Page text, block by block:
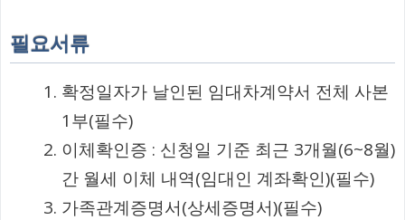
필요서류
확정일자가 날인된 임대차계약서 전체 사본
1부(필수)
이체확인증 : 신청일 기준 최근 3개월(6~8월)
간 월세 이체 내역(임대인 계좌확인)(필수)
가족관계증명서(상세증명서)(필수)